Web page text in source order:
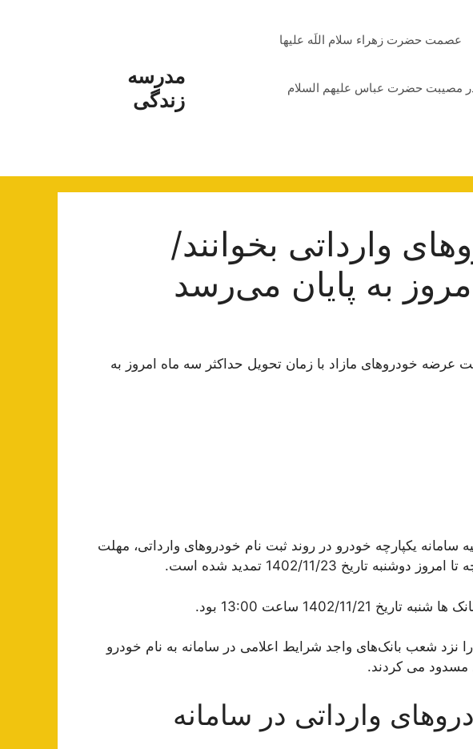
مدرسه
زندگی
عصمت حضرت زهراء سلام اللَه علیها
مصیبت حضرت عباس علیهم السلام
وارداتی بخوانند/
به پایان می‌رسد
عرضه خودروهای مازاد با زمان تحویل حداکثر سه ماه امروز به
سامانه یکپارچه خودرو در روند ثبت نام خودروهای وارداتی، مهلت
تاریخ 1402/11/23 تمدید شده است.
11/21 ساعت 13:00 بود.
نزد شعب بانک‌های واجد شرایط اعلامی در سامانه به نام خودرو
مسدود می کردند.
وارداتی در سامانه